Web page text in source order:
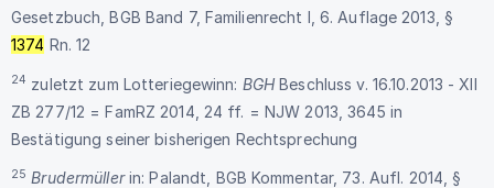
Gesetzbuch, BGB Band 7, Familienrecht I, 6. Auflage 2013, §
1374 Rn. 12
24 zuletzt zum Lotteriegewinn: BGHBeschluss v. 16.10.2013 - XII
ZB 277/12 = FamRZ 2014, 24 ff. = NJW 2013, 3645 in
Bestätigung seiner bisherigen Rechtsprechung
25 Brudermüllerin: Palandt, BGB Kommentar, 73. Aufl. 2014, §